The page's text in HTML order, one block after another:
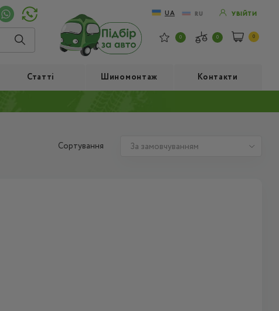
UA RU УВІЙТИ
0 0 0
Статті Шиномонтаж Контакти
Сортування